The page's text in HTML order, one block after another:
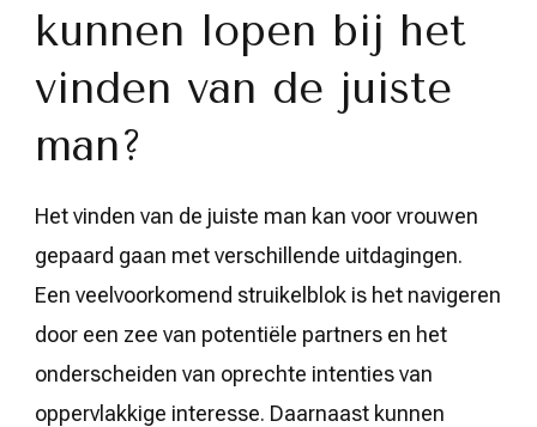
kunnen lopen bij het
vinden van de juiste
man?
Het vinden van de juiste man kan voor vrouwen
gepaard gaan met verschillende uitdagingen.
Een veelvoorkomend struikelblok is het navigeren
door een zee van potentiële partners en het
onderscheiden van oprechte intenties van
oppervlakkige interesse. Daarnaast kunnen